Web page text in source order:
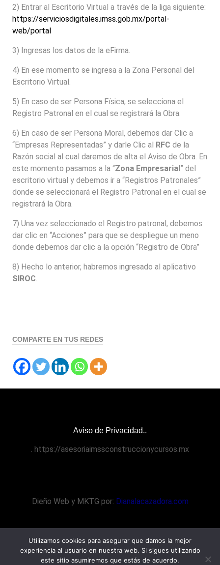
2) Entrar al Escritorio Virtual a través de la liga siguiente:
https://serviciosdigitales.imss.gob.mx/portal-
web/portal
3) Ingresas los datos de la eFirma.
4) En ese momento se ingresa a la Zona Personal del
Escritorio Virtual.
5) En caso de ser Persona Física, se selecciona el
Registro Patronal en el cual se registrará la Obra.
6) En caso de ser Persona Moral, debemos dar Clic a
“Empresas Representadas” y darle Clic al RFC de la
Razón social al cual daremos de alta el Aviso de Obra. En
este momento pasamos a la “Zona Empresarial” del
escritorio virtual y debemos ir a “Registros Patronales”
donde se seleccionará el Registro Patronal en el cual se
registrará la Obra.
7) Una vez seleccionado el Registro patronal, debemos
dar clic en “Acciones” para que se despliegue un meno
donde debemos dar clic a la opción “Registro de Obra”
8) Hecho lo anterior, habremos ingresado al aplicativo
SIROC
COMPARTE EN TUS REDES
Aviso de Privacidad..
. https://asesoriaimssconstruccionycursos.mx
Dieño Web y MKTG por: Dianalacazadora.com
© 2007 - 2026 Asesoría IMSS Construcción
Utilizamos cookies para asegurar que damos la mejor
experiencia al usuario en nuestra web. Si sigues utilizando
este sitio asumiremos que estás de acuerdo.